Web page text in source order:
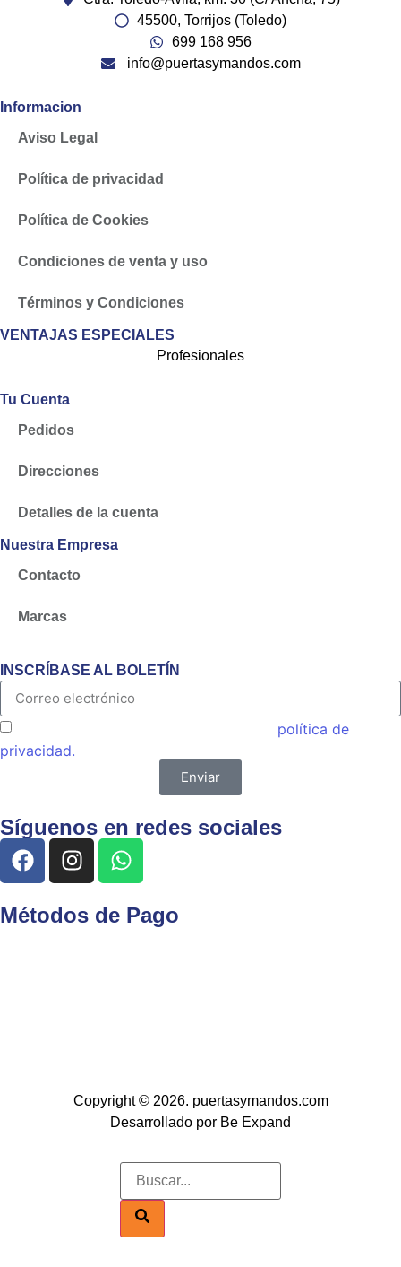
45500, Torrijos (Toledo)
699 168 956
info@puertasymandos.com
Informacion
Aviso Legal
Política de privacidad
Política de Cookies
Condiciones de venta y uso
Términos y Condiciones
VENTAJAS ESPECIALES
Profesionales
Tu Cuenta
Pedidos
Direcciones
Detalles de la cuenta
Nuestra Empresa
Contacto
Marcas
INSCRÍBASE AL BOLETÍN
política de
privacidad.
Enviar
Síguenos en redes sociales
Métodos de Pago
Copyright © 2026. puertasymandos.com
Desarrollado por Be Expand